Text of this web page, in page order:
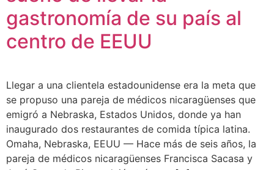
gastronomía de su país al
centro de EEUU
Llegar a una clientela estadounidense era la meta que
se propuso una pareja de médicos nicaragüenses que
emigró a Nebraska, Estados Unidos, donde ya han
inaugurado dos restaurantes de comida típica latina.
Omaha, Nebraska, EEUU — Hace más de seis años, la
pareja de médicos nicaragüenses Francisca Sacasa y